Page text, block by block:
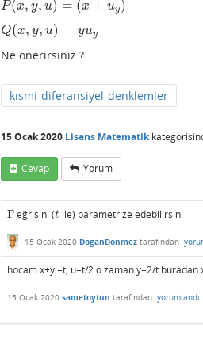
P(x, y, u) = (x + uy)
P(x,y,u)= (x+ uy)
Q(x, y, u) = yuy
Q(x,y, u)= yu
Ne önerirsiniz ?
kısmi-diferansiyel-denklemler
15 Ocak 2020 Lisans Matematik
Cevap Yorum
Γ
Γeğrisini (t
t ile) parametrize edebilirsin.
15 Ocak 2020 DoganDonmez tarafından
hocam x+y =t, u=t/2 o zaman y=2/t buradan
15 Ocak 2020 sametoytun tarafından yorumlandı